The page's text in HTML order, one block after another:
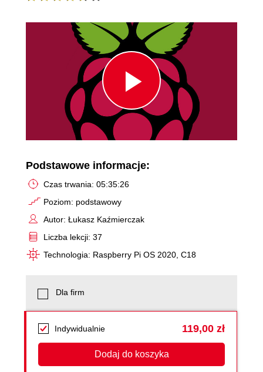
Play
Video
Podstawowe informacje:
Czas trwania: 05:35:26
Poziom: podstawowy
Autor: Łukasz Kaźmierczak
Liczba lekcji: 37
Technologia: Raspberry Pi OS 2020, C18
Dla firm
Indywidualnie 119,00 zł
Dodaj do koszyka